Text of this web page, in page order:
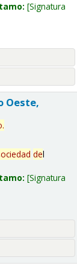
Signatura
Oeste,
.
del
Signatura